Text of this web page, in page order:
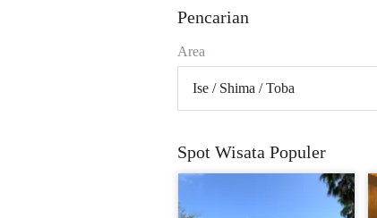
Pencarian
Area
Ise / Shima / Toba
Spot Wisata Populer